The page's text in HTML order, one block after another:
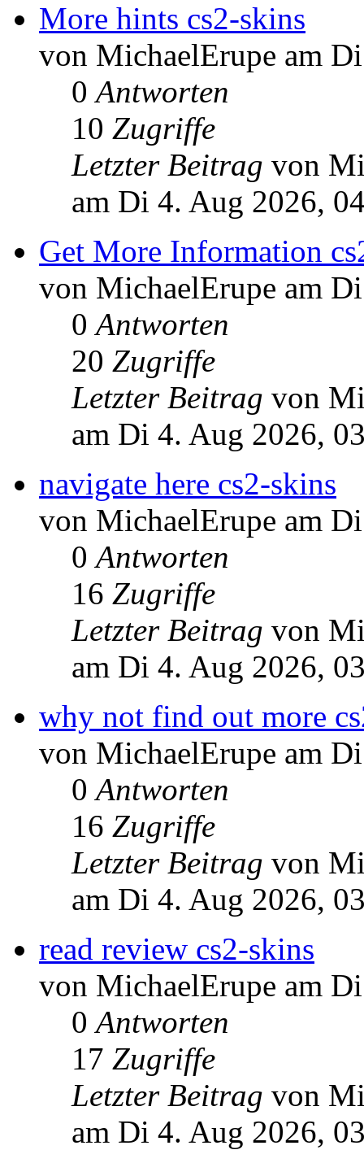
More hints cs2-skins
von MichaelErupe am
0Antworten
10 Zugriffe
Letzter Beitrag von
am Di 4. Aug 2026,
Get More Information
von MichaelErupe am
0Antworten
20 Zugriffe
Letzter Beitrag von
am Di 4. Aug 2026,
navigate here cs2-skins
von MichaelErupe am
0Antworten
16 Zugriffe
Letzter Beitrag von
am Di 4. Aug 2026,
why not find out more
von MichaelErupe am
0Antworten
16 Zugriffe
Letzter Beitrag von
am Di 4. Aug 2026,
read review cs2-skins
von MichaelErupe am
0Antworten
17 Zugriffe
Letzter Beitrag von
am Di 4. Aug 2026,